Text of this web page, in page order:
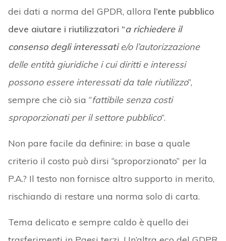
dei dati a norma del GPDR, allora l’ente pubblico
deve aiutare i riutilizzatori “a richiedere il
consenso degli interessatie/o l’autorizzazione
delle entità giuridiche i cui diritti e interessi
possono essere interessati da tale riutilizzo”,
sempre che ciò sia “fattibile senza costi
sproporzionati per il settore pubblico”.
Non pare facile da definire: in base a quale
criterio il costo può dirsi “sproporzionato” per la
P.A.? Il testo non fornisce altro supporto in merito,
rischiando di restare una norma solo di carta.
Tema delicato e sempre caldo è quello dei